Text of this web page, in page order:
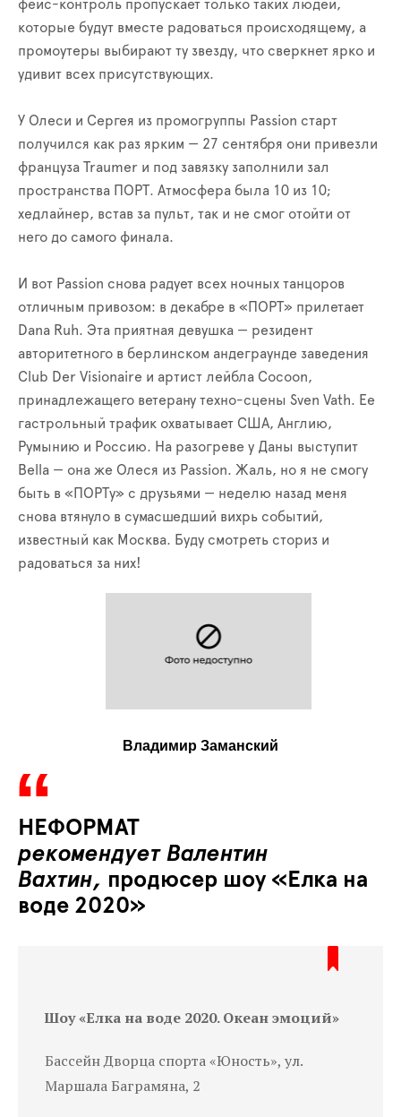
фейс-контроль пропускает только таких людей,
которые будут вместе радоваться происходящему, а
промоутеры выбирают ту звезду, что сверкнет ярко и
удивит всех присутствующих.
У Олеси и Сергея из промогруппы Passion старт
получился как раз ярким — 27 сентября они привезли
француза Traumer и под завязку заполнили зал
пространства ПОРТ. Атмосфера была 10 из 10;
хедлайнер, встав за пульт, так и не смог отойти от
него до самого финала.
И вот Passion снова радует всех ночных танцоров
отличным привозом: в декабре в «ПОРТ» прилетает
Dana Ruh. Эта приятная девушка — резидент
авторитетного в берлинском андеграунде заведения
Club Der Visionaire и артист лейбла Cocoon,
принадлежащего ветерану техно-сцены Sven Vath. Ее
гастрольный трафик охватывает США, Англию,
Румынию и Россию. На разогреве у Даны выступит
Bella — она же Олеся из Passion. Жаль, но я не смогу
быть в «ПОРТу» с друзьями — неделю назад меня
снова втянуло в сумасшедший вихрь событий,
известный как Москва. Буду смотреть сториз и
радоваться за них!
Владимир Заманский
НЕФОРМАТ
рекомендует Валентин
Вахтин, продюсер шоу «Елка на
воде 2020»
Шоу «Елка на воде 2020. Океан эмоций»
Бассейн Дворца спорта «Юность», ул.
Маршала Баграмяна, 2